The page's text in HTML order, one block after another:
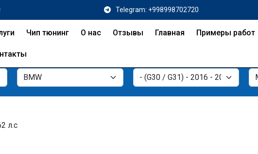
Telegram: +998998702720
Чип тюнинг О нас Отзывы Главная Примеры работ
л.с